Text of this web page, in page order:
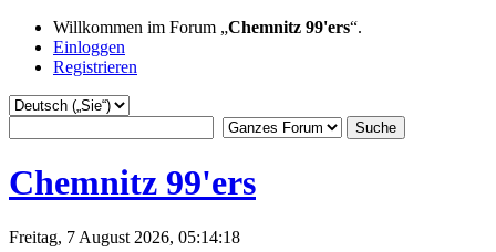
Willkommen im Forum „Chemnitz 99'ers“.
Einloggen
Registrieren
Chemnitz 99'ers
Freitag, 7 August 2026, 05:14:18